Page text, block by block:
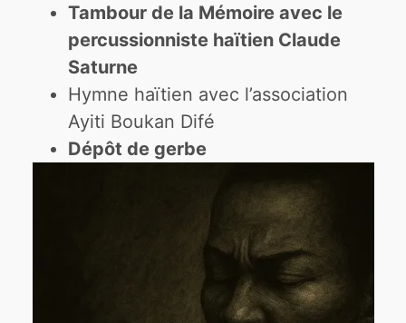
Tambour de la Mémoire avec le
percussionniste haïtien Claude
Saturne
Hymne haïtien avec l’association
Ayiti Boukan Difé
Dépôt de gerbe